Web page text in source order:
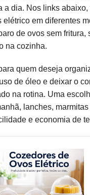
a dia. Nos links abaixo,
elétrico em diferentes
de ovos sem fritura,
na cozinha.
quem deseja
de óleo e deixar o
na rotina. Uma
lanches,
e economia de